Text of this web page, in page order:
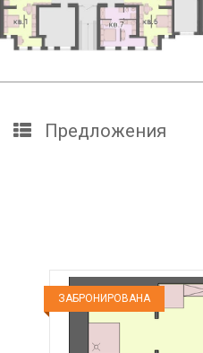
Предложения
ЗАБРОНИРОВАНА